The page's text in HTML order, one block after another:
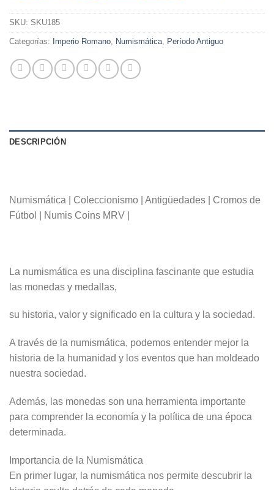
SKU: SKU185
Categorías: Imperio Romano, Numismática, Período Antiguo
DESCRIPCIÓN
Numismática | Coleccionismo | Antigüedades | Cromos de
Fútbol | Numis Coins MRV |
La numismática es una disciplina fascinante que estudia
las monedas y medallas,
su historia, valor y significado en la cultura y la sociedad.
A través de la numismática, podemos entender mejor la
historia de la humanidad y los eventos que han moldeado
nuestra sociedad.
Además, las monedas son una herramienta importante
para comprender la economía y la política de una época
determinada.
Importancia de la Numismática
En primer lugar, la numismática nos permite descubrir la